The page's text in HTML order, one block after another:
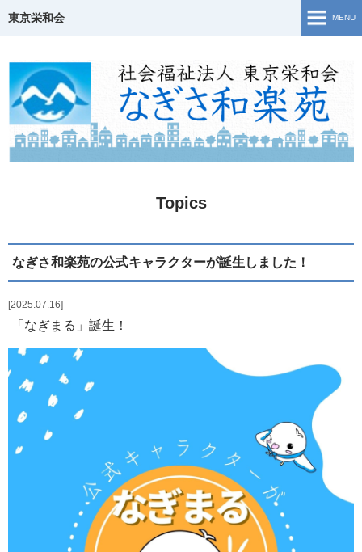
東京栄和会 MENU
介護保険事業
ご相談窓口・支援事業
生活・活動の様子
更新情報
施設紹介
ボランティアしてみませんか
相談窓口一覧
Topics
2025.07.16
なぎさ和楽苑の公式キャラクターが誕生しました！
「なぎまる」誕生！